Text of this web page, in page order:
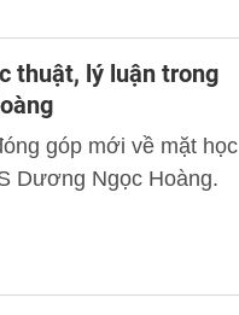
thuật, lý luận trong
góp mới về mặt học
Dương Ngọc Hoàng.